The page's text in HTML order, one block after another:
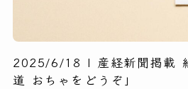
2025/6/18 | 産経新聞掲載
道 おちゃをどうぞ」